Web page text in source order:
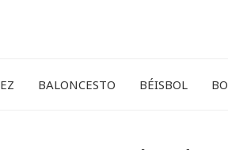
BALONCESTO BÉISBOL